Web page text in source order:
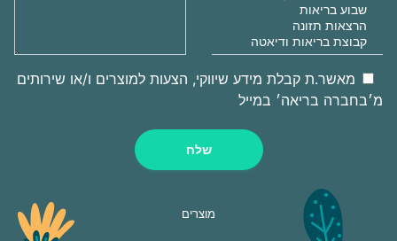
מאשר.ת קבלת מידע שיווקי, הצעות למוצרים ו/או שירותים
מ׳בחברה בריאה׳ במייל
שלח
מוצרים